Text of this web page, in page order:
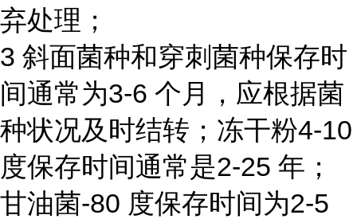
弃处理；
3 斜面菌种和穿刺菌种保存时
间通常为3-6 个月，应根据菌
种状况及时结转；冻干粉4-10
度保存时间通常是2-25 年；
甘油菌-80 度保存时间为2-5